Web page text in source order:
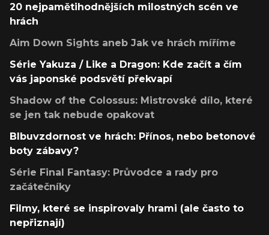
20 nejpamětihodnějších milostných scén ve
hrách
Aim Down Sights aneb Jak ve hrách míříme
Série Yakuza / Like a Dragon: Kde začít a čím
vás japonské podsvětí překvapí
Shadow of the Colossus: Mistrovské dílo, které
se jen tak nebude opakovat
Blbuvzdornost ve hrách: Přínos, nebo betonové
boty zábavy?
Série Final Fantasy: Průvodce a rady pro
začátečníky
Filmy, které se inspirovaly hrami (ale často to
nepřiznají)